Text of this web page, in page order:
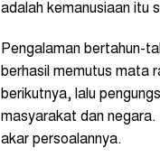
adalah kemanusiaan itu
Pengalaman bertahun-
berhasil memutus mata
berikutnya, lalu
masyarakat dan negara.
akar persoalannya.